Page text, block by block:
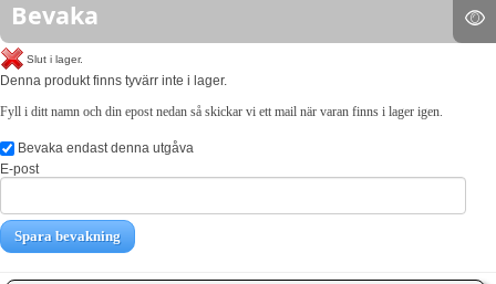
Bevaka
Slut i lager.
Denna produkt finns tyvärr inte i lager.
Fyll i ditt namn och din epost nedan så skickar vi ett mail när varan finns i lager igen.
Bevaka endast denna utgåva
E-post
Spara bevakning